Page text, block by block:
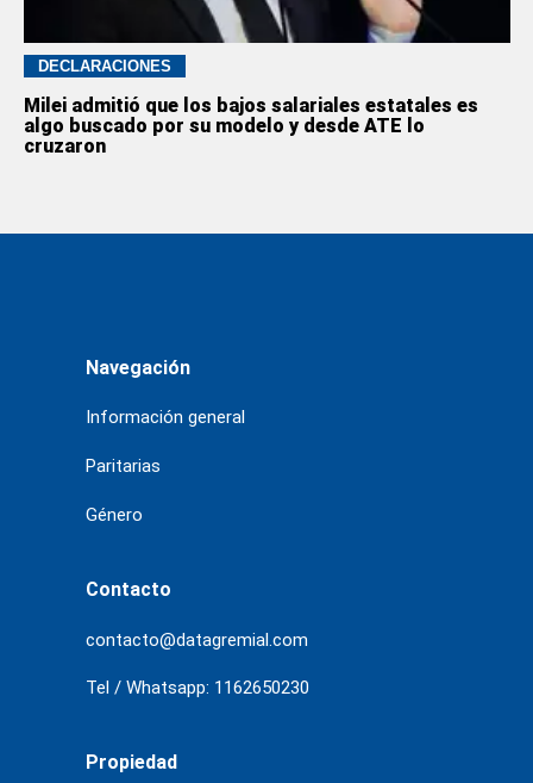
DECLARACIONES
Milei admitió que los bajos salariales estatales es
algo buscado por su modelo y desde ATE lo
cruzaron
Navegación
Información general
Paritarias
Género
Contacto
contacto@datagremial.com
Tel / Whatsapp: 1162650230
Propiedad